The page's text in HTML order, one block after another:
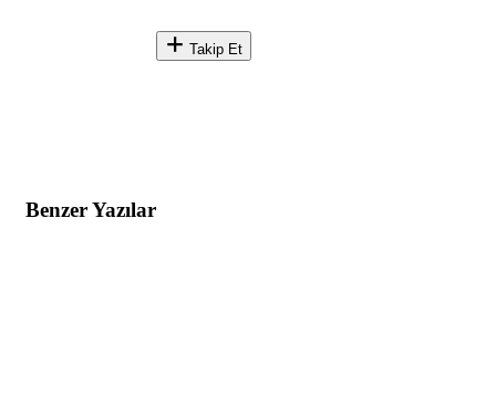
Takip Et
Benzer Yazılar